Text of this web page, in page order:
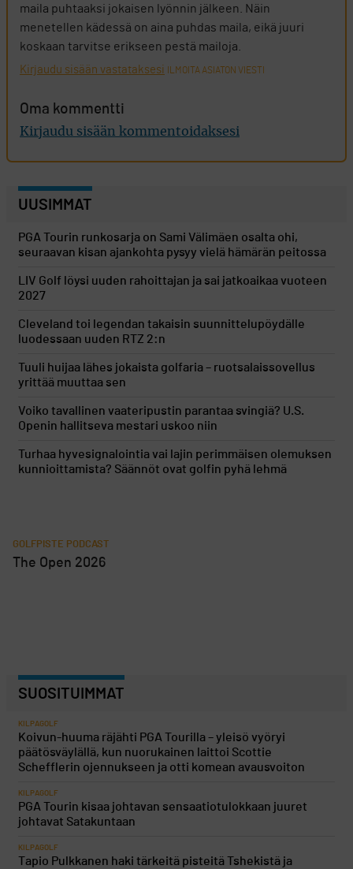
maila puhtaaksi jokaisen lyönnin jälkeen. Näin
menetellen kädessä on aina puhdas maila, eikä juuri
koskaan tarvitse erikseen pestä mailoja.
Kirjaudu sisään vastataksesi ILMOITA ASIATON VIESTI
Oma kommentti
Kirjaudu sisään kommentoidaksesi
UUSIMMAT
PGA Tourin runkosarja on Sami Välimäen osalta ohi,
seuraavan kisan ajankohta pysyy vielä hämärän peitossa
LIV Golf löysi uuden rahoittajan ja sai jatkoaikaa vuoteen
2027
Cleveland toi legendan takaisin suunnittelupöydälle
luodessaan uuden RTZ 2:n
Tuuli huijaa lähes jokaista golfaria – ruotsalaissovellus
yrittää muuttaa sen
Voiko tavallinen vaateripustin parantaa svingiä? U.S.
Openin hallitseva mestari uskoo niin
Turhaa hyvesignalointia vai lajin perimmäisen olemuksen
kunnioittamista? Säännöt ovat golfin pyhä lehmä
GOLFPISTE PODCAST
The Open 2026
SUOSITUIMMAT
KILPAGOLF
Koivun-huuma räjähti PGA Tourilla – yleisö vyöryi
päätösväylällä, kun nuorukainen laittoi Scottie
Schefflerin ojennukseen ja otti komean avausvoiton
KILPAGOLF
PGA Tourin kisaa johtavan sensaatiotulokkaan juuret
johtavat Satakuntaan
KILPAGOLF
Tapio Pulkkanen haki tärkeitä pisteitä Tshekistä ja